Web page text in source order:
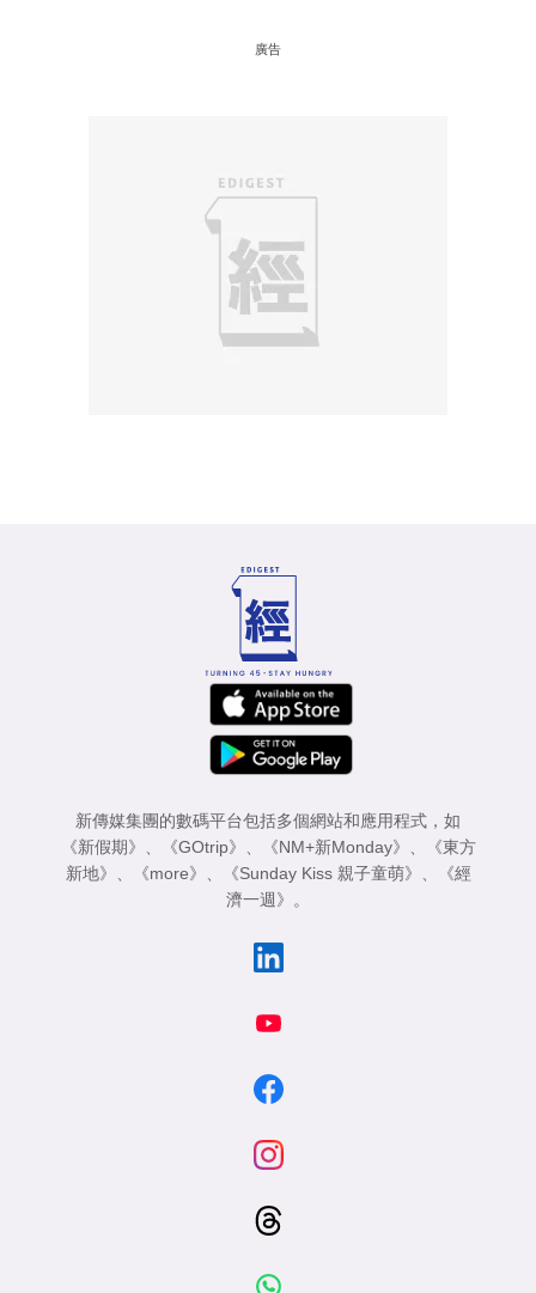
廣告
新傳媒集團的數碼平台包括多個網站和應用程式，如
《新假期》
《GOtrip》 《NM+新Monday》
《東方
新地》
《more》 《Sunday Kiss 親子童萌》
《經
濟一週》
。